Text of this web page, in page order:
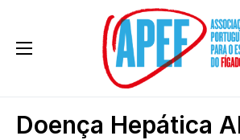
Doença Hepática